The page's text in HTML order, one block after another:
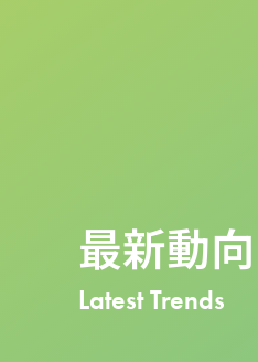
最新動向
Latest Trends